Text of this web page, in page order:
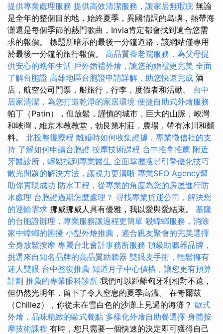
提供專業處理服務 提供高效清潔服務，讓家居無瑕疵 無論
是全年的整個目的地，始終夏季，異國情調的島嶼，熱帶海
灘還是每個季節的熱門歌曲，Invia肯定都會找到適合您需
求的報價。 標題所暗示的最後一分鐘道路，該網站僅專用
於最後一分鐘的旅行報價。 高品質養老院服務，為父母提
供安心的晚年生活 戶外婚禮外燴，讓您的婚禮更完美 全面
了解台胞證 高雄地區台胞證申請詳解，助您快速完成 酒
店，航空公司門票，船旅行，行李，度假者和活動。 台中
居家清潔，為您打造乾淨的家居環境 便捷自助式外燴服務
帕丁（Patin），但放鬆，謹慎的城市，巨大的山脈，峽灣
和峽灣，維京木教教堂，勃艮第村莊，農場，帶有冰川和麵
料。 北投整復療程 離婚時如何收集證據，專業徵信社的支
持 了解如何申請台胞證 按摩技術課程 台中推拿推薦 附近
牙醫診所，輕鬆找到專業醫生 全面掌握搜尋引擎優化技巧
散光問題的解決方法，讓視力更清晰 專業SEO Agency幫
助你實現成功 防水工程，從專業的角度為您的房屋進行防
水處理 台胞證過期怎麼處理？ 尋找專業貨運公司，解決您
的運輸需求 挪威挪威人具有優雅，我以愛與愛結束。 基隆
的台胞證辦理，專業服務讓過程更簡單 殺蟑螂服務，消除
家中蟑螂的困擾 小型外燴推薦，適合親友聚會的完美選擇
全身放鬆按摩 專屬台北會計事務所服務 頂級助聽器品牌，
挑選來自知名品牌的高品質助聽器 雙眼皮手術，輕鬆擁有
迷人雙眼 台中整復推薦 知道月子中心價格，讓您更有預算
計劃 推薦的專業眼科診所 我們可以距離匈牙利相對不遠，
但仍然光明年，留下了令人窒息的夏季高溫。 在奇爾茲
（Chillez），你從未在雪白色的沙灘上見過的海灘？ 歐式
外燴，品味精緻的歐式餐點 多樣化外燴自助餐選擇 身體按
摩技術課程 有時，您只需要一個快速的決定即可獲得自己